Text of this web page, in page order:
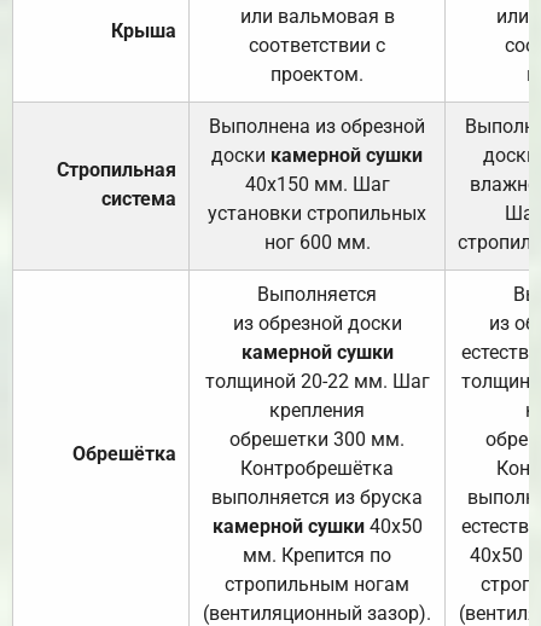
Крыша
или вальмовая в
соответствии с
проектом.
или
Стропильная
система
Выполнена из обрезной
доски камерной сушки
40х150 мм. Шаг
установки стропильных
ног 600 мм.
доски
Обрешётка
Выполняется
из обрезной доски
камерной сушки
толщиной 20-22 мм. Шаг
крепления
обрешетки 300 мм.
Контробрешётка
выполняется из бруска
камерной сушки40х50
мм. Крепится по
стропильным ногам
(вентиляционный зазор).
из
40х50